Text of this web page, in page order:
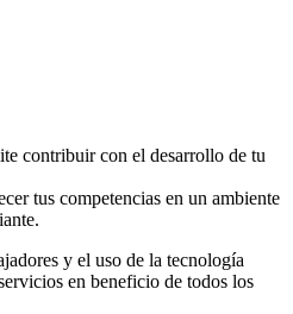
contribuir con el desarrollo de tu
tus competencias en un ambiente
y el uso de la tecnología
en beneficio de todos los